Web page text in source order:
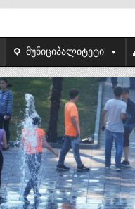
მუნიციპალიტეტი